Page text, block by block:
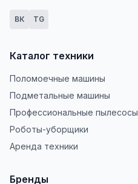
ВК TG
Каталог техники
Поломоечные машины
Подметальные машины
Профессиональные пылесосы
Роботы-уборщики
Аренда техники
Бренды